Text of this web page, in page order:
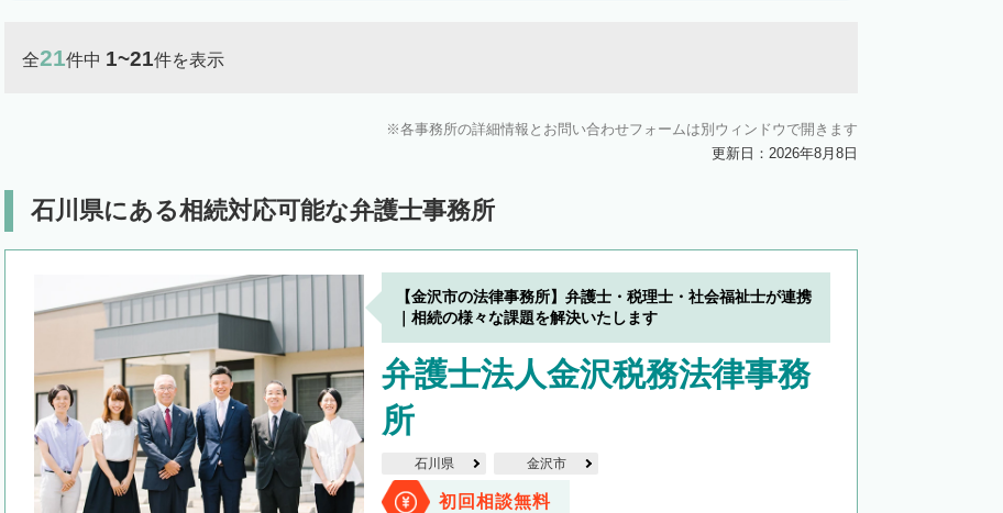
全21件中 1~21件を表示
各事務所の詳細情報とお問い合わせフォームは別ウィンドウで開きます
更新日：2026年8月8日
石川県にある相続対応可能な弁護士事務所
【金沢市の法律事務所】弁護士・税理士・社会福祉士が連携
｜相続の様々な課題を解決いたします
弁護士法人金沢税務法律事務
所
石川県 金沢市
初回相談無料